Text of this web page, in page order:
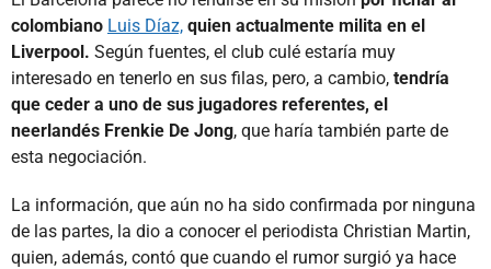
colombiano Luis Díaz, quien actualmente milita en el
Liverpool. Según fuentes, el club culé estaría muy
interesado en tenerlo en sus filas, pero, a cambio, tendría
que ceder a uno de sus jugadores referentes, el
neerlandés Frenkie De Jong, que haría también parte de
esta negociación.
La información, que aún no ha sido confirmada por ninguna
de las partes, la dio a conocer el periodista Christian Martin,
quien, además, contó que cuando el rumor surgió ya hace